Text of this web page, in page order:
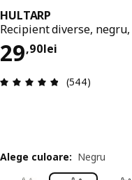
HULTARP
Recipient diverse, negru,
29,90lei
Preț 29,90lei
Prezentare
(544)
Alege culoare: Negru